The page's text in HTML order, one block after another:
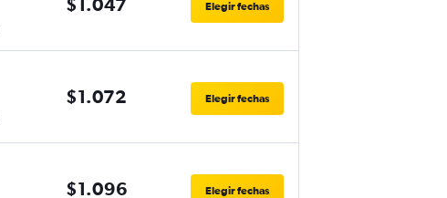
Elegir fechas
$1.072 Elegir fechas
$1.096 Elegir fechas